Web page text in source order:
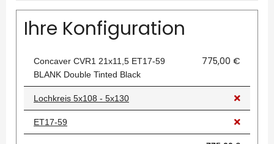
Ihre Konfiguration
Concaver CVR1 21x11,5 ET17-59
BLANK Double Tinted Black
775,00 €
Lochkreis 5x108 - 5x130
ET17-59